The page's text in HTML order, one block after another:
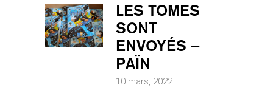
LES TOMES
SONT
ENVOYÉS –
PAÏN
10 mars, 2022